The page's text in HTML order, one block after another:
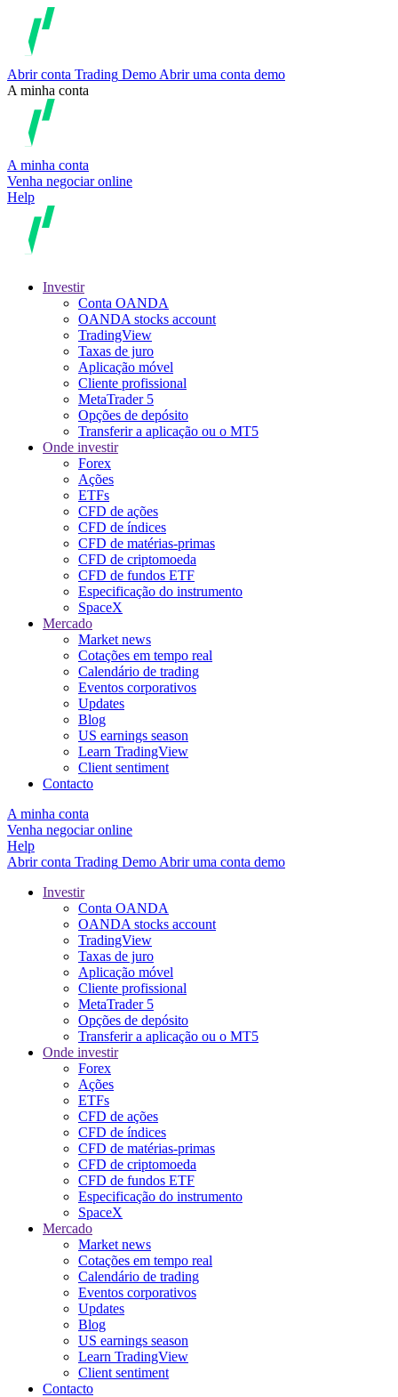
Abrir conta Trading Demo Abrir uma conta demo
A minha conta
A minha conta
Venha negociar online
Help
Investir
Conta OANDA
OANDA stocks account
TradingView
Taxas de juro
Aplicação móvel
Cliente profissional
MetaTrader 5
Opções de depósito
Transferir a aplicação ou o MT5
Onde investir
Forex
Ações
ETFs
CFD de ações
CFD de índices
CFD de matérias-primas
CFD de criptomoeda
CFD de fundos ETF
Especificação do instrumento
SpaceX
Mercado
Market news
Cotações em tempo real
Calendário de trading
Eventos corporativos
Updates
Blog
US earnings season
Learn TradingView
Client sentiment
Contacto
A minha conta
Venha negociar online
Help
Abrir conta Trading Demo Abrir uma conta demo
Investir
Conta OANDA
OANDA stocks account
TradingView
Taxas de juro
Aplicação móvel
Cliente profissional
MetaTrader 5
Opções de depósito
Transferir a aplicação ou o MT5
Onde investir
Forex
Ações
ETFs
CFD de ações
CFD de índices
CFD de matérias-primas
CFD de criptomoeda
CFD de fundos ETF
Especificação do instrumento
SpaceX
Mercado
Market news
Cotações em tempo real
Calendário de trading
Eventos corporativos
Updates
Blog
US earnings season
Learn TradingView
Client sentiment
Contacto